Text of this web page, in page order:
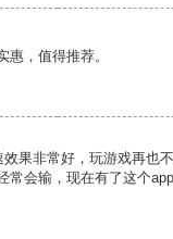
惠，值得推荐。
果非常好，玩游戏再也
常会输，现在有了这个